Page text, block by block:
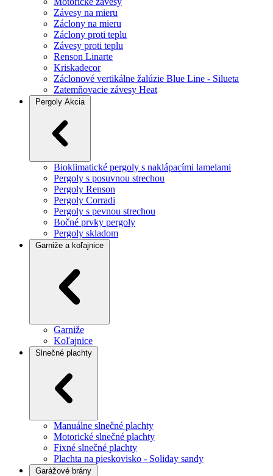
Závesy na mieru
Záclony na mieru
Záclony proti teplu
Závesy proti teplu
Renson Linarte
Kriskadecor
Záclonové vertikálne žalúzie Blue Line - Silueta
Zatemňovacie závesy Heat
Pergoly Akcia
Bioklimatické pergoly s naklápacími lamelami
Pergoly s posuvnou strechou
Pergoly Renson
Pergoly Corradi
Pergoly s pevnou strechou
Bočné prvky pergoly
Pergoly skladom
Garniže a koľajnice
Garniže
Koľajnice
Slnečné plachty
Manuálne slnečné plachty
Motorické slnečné plachty
Fixné slnečné plachty
Plachta na pieskovisko - Soliday sandy
Garážové brány